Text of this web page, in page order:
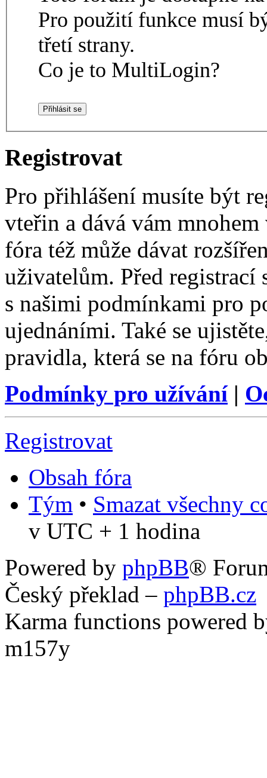
Pro použití funkce musí
třetí strany.
Co je to MultiLogin?
Registrovat
Pro přihlášení musíte být
vteřin a dává vám
fóra též může dávat
uživatelům. Před registrací
s našimi podmínkami pro
ujednáními. Také se
pravidla, která se na fóru
Podmínky pro užívání|
Registrovat
Obsah fóra
Tým • Smazat všechny
v UTC + 1 hodina
Powered by phpBB®
Český překlad – phpBB.cz
Karma functions powered
m157y